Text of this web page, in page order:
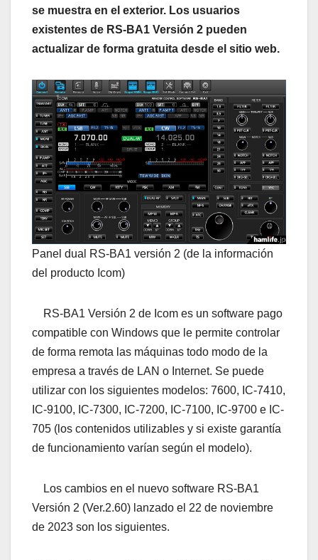
se muestra en el exterior. Los usuarios
existentes de RS-BA1 Versión 2 pueden
actualizar de forma gratuita desde el sitio web.
Panel dual RS-BA1 versión 2 (de la información
del producto Icom)
RS-BA1 Versión 2 de Icom es un software pago
compatible con Windows que le permite controlar
de forma remota las máquinas todo modo de la
empresa a través de LAN o Internet. Se puede
utilizar con los siguientes modelos: 7600, IC-7410,
IC-9100, IC-7300, IC-7200, IC-7100, IC-9700 e IC-
705 (los contenidos utilizables y si existe garantía
de funcionamiento varían según el modelo).
Los cambios en el nuevo software RS-BA1
Versión 2 (Ver.2.60) lanzado el 22 de noviembre
de 2023 son los siguientes.